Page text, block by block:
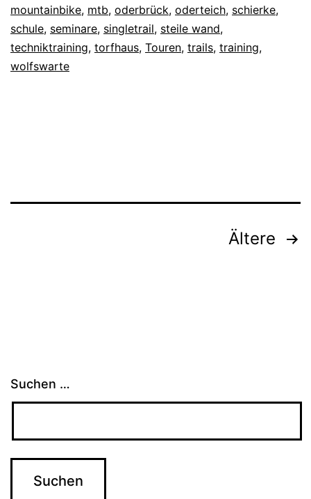
mountainbike, mtb, oderbrück, oderteich, schierke,
schule, seminare, singletrail, steile wand,
techniktraining, torfhaus, Touren, trails, training,
wolfswarte
Seitennummerierung
Ältere
Suchen …